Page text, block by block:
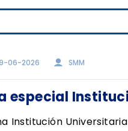
06-2026 SMM
especial
Institución